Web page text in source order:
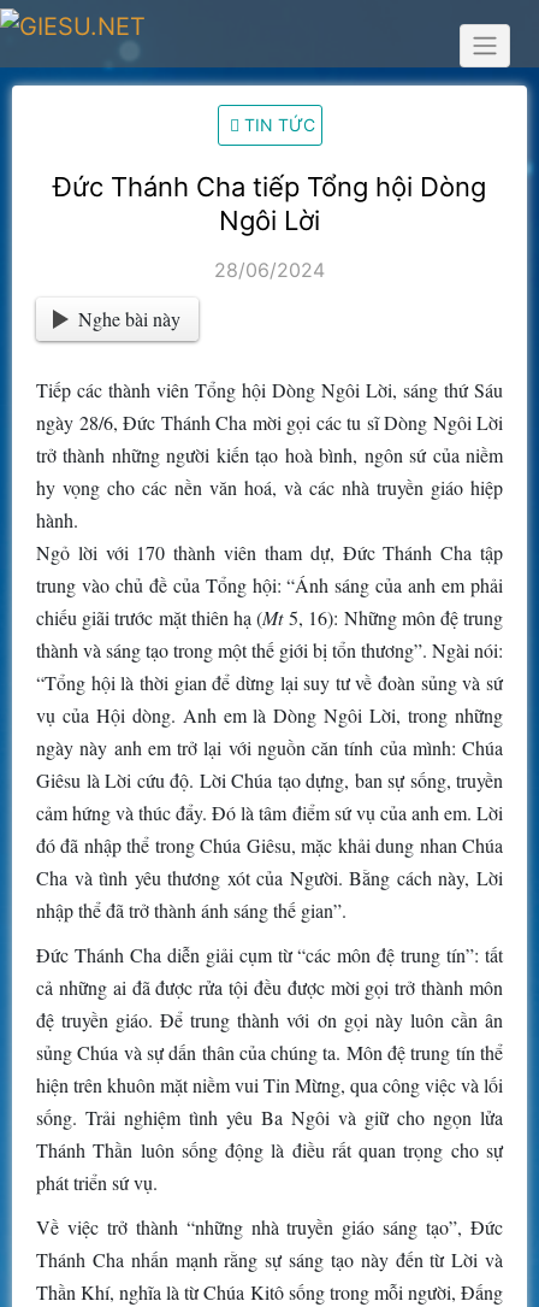
Skip
content
TIN TỨC
Đức Thánh Cha tiếp Tổng hội Dòng
Ngôi Lời
28/06/2024
Nghe bài này
Tiếp các thành viên Tổng hội Dòng Ngôi Lời, sáng thứ Sáu
ngày 28/6, Đức Thánh Cha mời gọi các tu sĩ Dòng Ngôi Lời
trở thành những người kiến tạo hoà bình, ngôn sứ của niềm
hy vọng cho các nền văn hoá, và các nhà truyền giáo hiệp
hành.
Ngỏ lời với 170 thành viên tham dự, Đức Thánh Cha tập
trung vào chủ đề của Tổng hội: “Ánh sáng của anh em phải
chiếu giãi trước mặt thiên hạ (Mt5, 16): Những môn đệ trung
thành và sáng tạo trong một thế giới bị tổn thương”. Ngài nói:
“Tổng hội là thời gian để dừng lại suy tư về đoàn sủng và sứ
vụ của Hội dòng. Anh em là Dòng Ngôi Lời, trong những
ngày này anh em trở lại với nguồn căn tính của mình: Chúa
Giêsu là Lời cứu độ. Lời Chúa tạo dựng, ban sự sống, truyền
cảm hứng và thúc đẩy. Đó là tâm điểm sứ vụ của anh em. Lời
đó đã nhập thể trong Chúa Giêsu, mặc khải dung nhan Chúa
Cha và tình yêu thương xót của Người. Bằng cách này, Lời
nhập thể đã trở thành ánh sáng thế gian”.
Đức Thánh Cha diễn giải cụm từ “các môn đệ trung tín”: tất
cả những ai đã được rửa tội đều được mời gọi trở thành môn
đệ truyền giáo. Để trung thành với ơn gọi này luôn cần ân
sủng Chúa và sự dấn thân của chúng ta. Môn đệ trung tín thể
hiện trên khuôn mặt niềm vui Tin Mừng, qua công việc và lối
sống. Trải nghiệm tình yêu Ba Ngôi và giữ cho ngọn lửa
Thánh Thần luôn sống động là điều rất quan trọng cho sự
phát triển sứ vụ.
Về việc trở thành “những nhà truyền giáo sáng tạo”, Đức
Thánh Cha nhấn mạnh rằng sự sáng tạo này đến từ Lời và
Thần Khí, nghĩa là từ Chúa Kitô sống trong mỗi người, Đấng